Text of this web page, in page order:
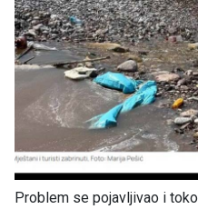
Problem se pojavljivao i